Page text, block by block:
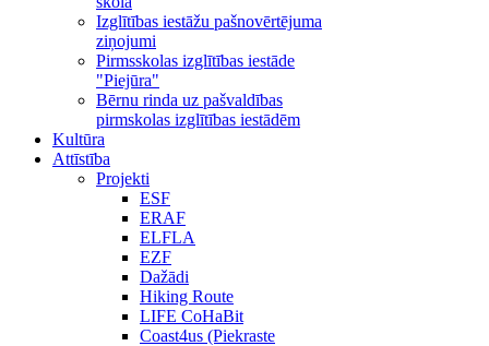
Izglītības iestāžu pašnovērtējuma
ziņojumi
Pirmsskolas izglītības iestāde
"Piejūra"
Bērnu rinda uz pašvaldības
pirmskolas izglītības iestādēm
Kultūra
Attīstība
Projekti
ESF
ERAF
ELFLA
EZF
Dažādi
Hiking Route
LIFE CoHaBit
Coast4us (Piekraste